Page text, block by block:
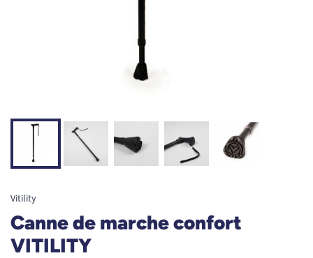
Vitility
Canne de marche confort
VITILITY